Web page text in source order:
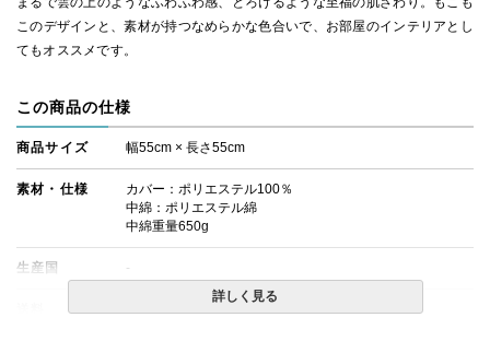
このデザインと、素材が持つなめらかな色合いで、お部屋のインテリアとし
てもオススメです。
この商品の仕様
商品サイズ 幅55cm × 長さ55cm
素材・仕様
カバー：ポリエステル100％
中綿：ポリエステル綿
中綿重量650g
生産国 -
詳しく見る